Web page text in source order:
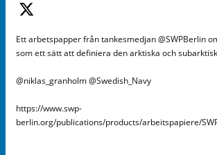
Ett arbetspapper från tankesmedjan @SWPBerlin
som ett sätt att definiera den arktiska och
@niklas_granholm @Swedish_Navy
https://www.swp-
berlin.org/publications/products/arbeitspapiere/